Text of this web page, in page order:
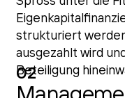
strukturiert
ausgezahlt wird
Beteiligung
02